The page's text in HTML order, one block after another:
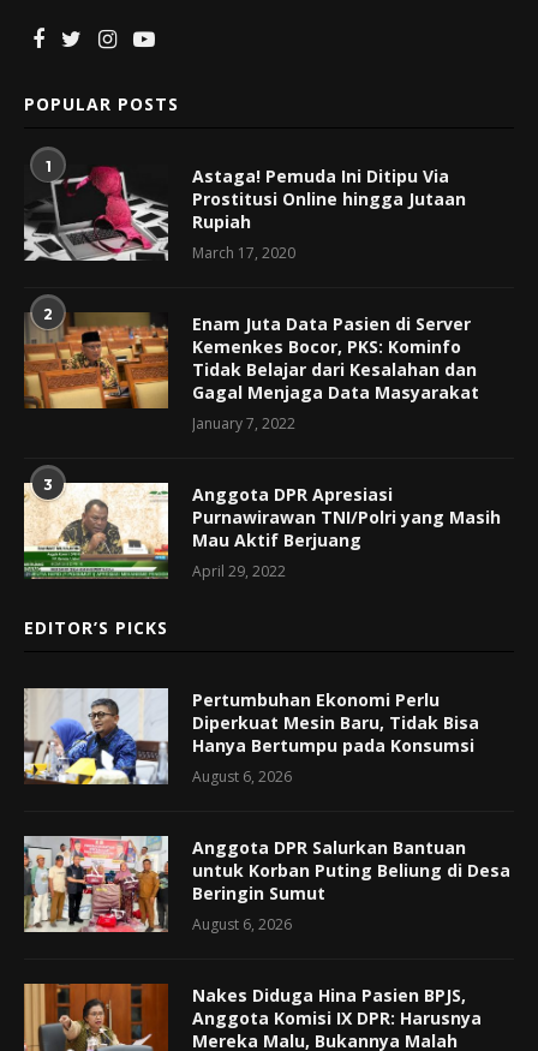
POPULAR POSTS
1
Astaga! Pemuda Ini Ditipu Via
Prostitusi Online hingga Jutaan
Rupiah
March 17, 2020
2
Enam Juta Data Pasien di Server
Kemenkes Bocor, PKS: Kominfo
Tidak Belajar dari Kesalahan dan
Gagal Menjaga Data Masyarakat
January 7, 2022
3
Anggota DPR Apresiasi
Purnawirawan TNI/Polri yang Masih
Mau Aktif Berjuang
April 29, 2022
EDITOR’S PICKS
Pertumbuhan Ekonomi Perlu
Diperkuat Mesin Baru, Tidak Bisa
Hanya Bertumpu pada Konsumsi
August 6, 2026
Anggota DPR Salurkan Bantuan
untuk Korban Puting Beliung di Desa
Beringin Sumut
August 6, 2026
Nakes Diduga Hina Pasien BPJS,
Anggota Komisi IX DPR: Harusnya
Mereka Malu, Bukannya Malah